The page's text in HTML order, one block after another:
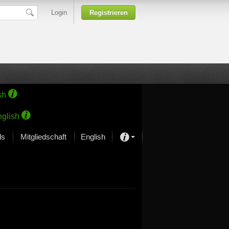
Login Registrieren
Mitgliedschaft English
Kunsthäuser